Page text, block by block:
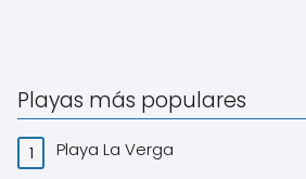
Playas más populares
Playa La Verga